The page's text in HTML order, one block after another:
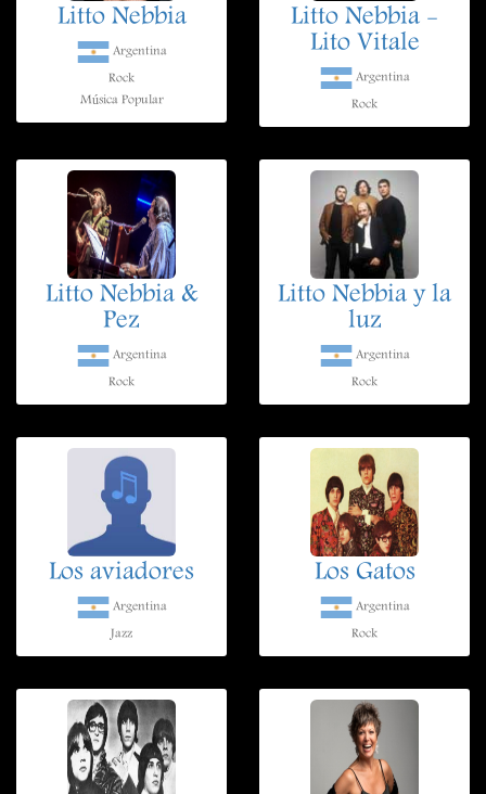
Litto Nebbia
Argentina
Rock
Música Popular
Litto Nebbia -
Lito Vitale
Argentina
Rock
Litto Nebbia &
Pez
Argentina
Rock
Litto Nebbia y la
luz
Argentina
Rock
Los aviadores
Argentina
Jazz
Los Gatos
Argentina
Rock